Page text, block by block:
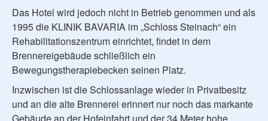
Das Hotel wird jedoch nicht in Betrieb genommen und als
1995 die KLINIK BAVARIA im „Schloss Steinach“ ein
Rehabilitationszentrum einrichtet, findet in dem
Brennereigebäude schließlich ein
Bewegungstherapiebecken seinen Platz.
Inzwischen ist die Schlossanlage wieder in Privatbesitz
und an die alte Brennerei erinnert nur noch das markante